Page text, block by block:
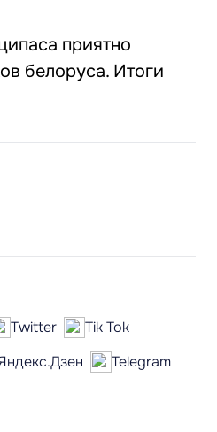
приятно
белоруса. Итоги
Twitter
Tik Tok
Telegram